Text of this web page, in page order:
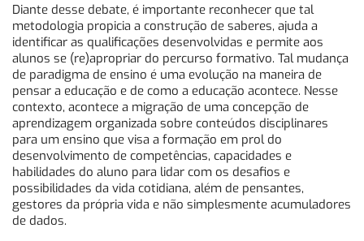
Diante desse debate, é importante reconhecer que tal
metodologia propicia a construção de saberes, ajuda a
identificar as qualificações desenvolvidas e permite aos
alunos se (re)apropriar do percurso formativo. Tal mudança
de paradigma de ensino é uma evolução na maneira de
pensar a educação e de como a educação acontece. Nesse
contexto, acontece a migração de uma concepção de
aprendizagem organizada sobre conteúdos disciplinares
para um ensino que visa a formação em prol do
desenvolvimento de competências, capacidades e
habilidades do aluno para lidar com os desafios e
possibilidades da vida cotidiana, além de pensantes,
gestores da própria vida e não simplesmente acumuladores
de dados.